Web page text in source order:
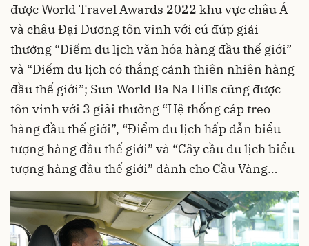
được World Travel Awards 2022 khu vực châu Á
và châu Đại Dương tôn vinh với cú đúp giải
thưởng “Điểm du lịch văn hóa hàng đầu thế giới”
và “Điểm du lịch có thắng cảnh thiên nhiên hàng
đầu thế giới”; Sun World Ba Na Hills cũng được
tôn vinh với 3 giải thưởng “Hệ thống cáp treo
hàng đầu thế giới”, “Điểm du lịch hấp dẫn biểu
tượng hàng đầu thế giới” và “Cây cầu du lịch biểu
tượng hàng đầu thế giới” dành cho Cầu Vàng…